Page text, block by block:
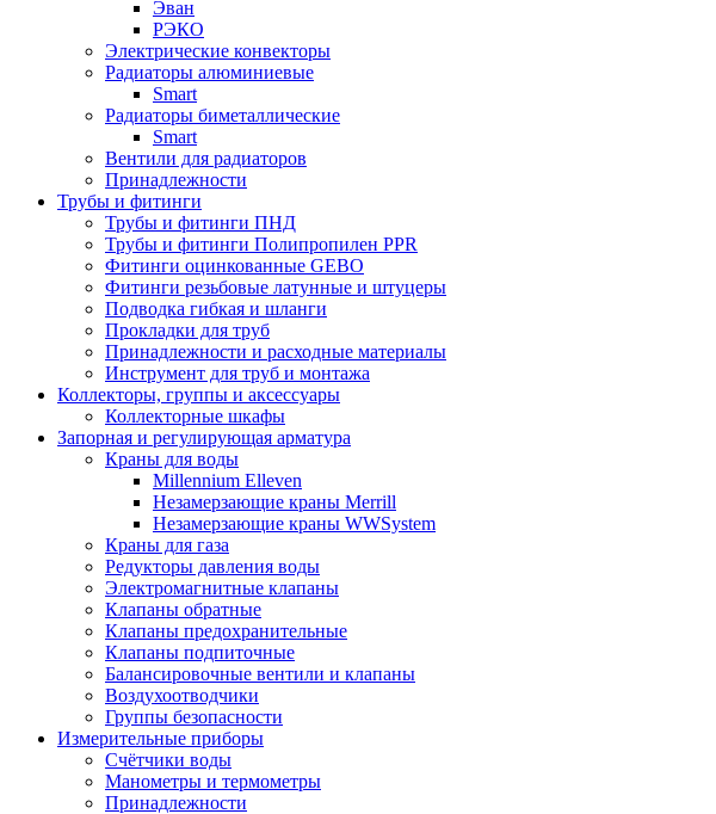
Эван
РЭКО
Электрические конвекторы
Радиаторы алюминиевые
Smart
Радиаторы биметаллические
Smart
Вентили для радиаторов
Принадлежности
Трубы и фитинги
Трубы и фитинги ПНД
Трубы и фитинги Полипропилен PPR
Фитинги оцинкованные GEBO
Фитинги резьбовые латунные и штуцеры
Подводка гибкая и шланги
Прокладки для труб
Принадлежности и расходные материалы
Инструмент для труб и монтажа
Коллекторы, группы и аксессуары
Коллекторные шкафы
Запорная и регулирующая арматура
Краны для воды
Millennium Elleven
Незамерзающие краны Merrill
Незамерзающие краны WWSystem
Краны для газа
Редукторы давления воды
Электромагнитные клапаны
Клапаны обратные
Клапаны предохранительные
Клапаны подпиточные
Балансировочные вентили и клапаны
Воздухоотводчики
Группы безопасности
Измерительные приборы
Счётчики воды
Манометры и термометры
Принадлежности